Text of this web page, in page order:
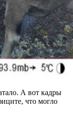
А вот кадры
что могло